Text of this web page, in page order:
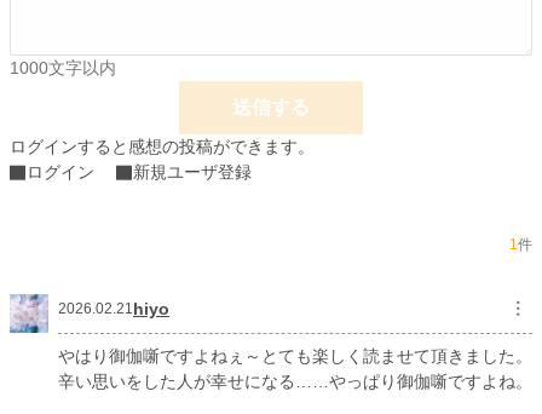
26,028 位 / 228,978 件
恋愛 11,242 位 / 66,398 件
お気に入り 166
更新日時 2026.02.03 19:40
初回公開日時 2026.01.11 12:20
初回完結日時 2026.02.03 21:05
1000文字以内
送信する
ログインすると感想の投稿ができます。
ログイン
新規ユーザ登録
1件
2026.02.21hiyo ︙
やはり御伽噺ですよねぇ～とても楽しく読ませて頂きました。
辛い思いをした人が幸せになる……やっぱり御伽噺ですよね。